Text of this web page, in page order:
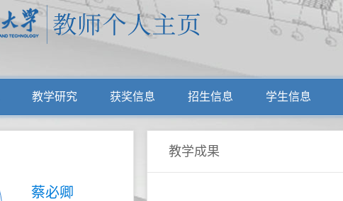
教学研究 获奖信息 招生信息 学生信息
蔡必卿
教学成果